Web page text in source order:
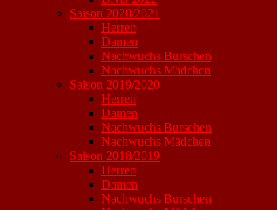
Saison 2020/2021
Herren
Damen
Nachwuchs Burschen
Nachwuchs Mädchen
Saison 2019/2020
Herren
Damen
Nachwuchs Burschen
Nachwuchs Mädchen
Saison 2018/2019
Herren
Damen
Nachwuchs Burschen